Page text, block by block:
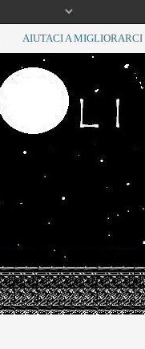
AIUTACI A MIGLIORARCI